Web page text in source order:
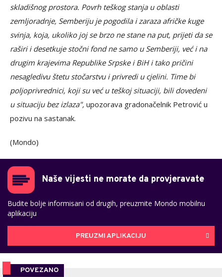
skladišnog prostora. Povrh teškog stanja u oblasti
zemljoradnje, Semberiju je pogodila i zaraza afričke kuge
svinja, koja, ukoliko joj se brzo ne stane na put, prijeti da se
raširi i desetkuje stočni fond ne samo u Semberiji, već i na
drugim krajevima Republike Srpske i BiH i tako pričini
nesagledivu štetu stočarstvu i privredi u cjelini. Time bi
poljoprivrednici, koji su već u teškoj situaciji, bili dovedeni
u situaciju bez izlaza", upozorava gradonačelnik Petrović u
pozivu na sastanak.
(Mondo)
Naše vijesti ne morate da provjeravate
Budite bolje informisani od drugih, preuzmite Mondo mobilnu
aplikaciju
PREUZMI APLIKACIJU
POVEZANO